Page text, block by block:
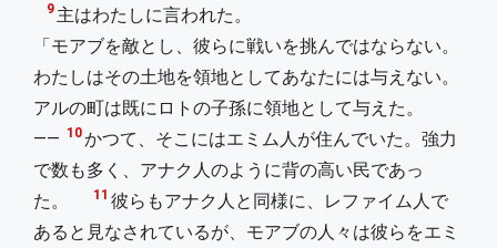
9 主はわたしに言われた。
「モアブを敵とし、彼らに戦いを挑んではならない。
わたしはその土地を領地としてあなたには与えない。
アルの町は既にロトの子孫に領地として与えた。
―― 10かつて、そこにはエミム人が住んでいた。強力
で数も多く、アナク人のように背の高い民であっ
た。
11 彼らもアナク人と同様に、レファイム人で
あると見なされているが、モアブの人々は彼らをエミ